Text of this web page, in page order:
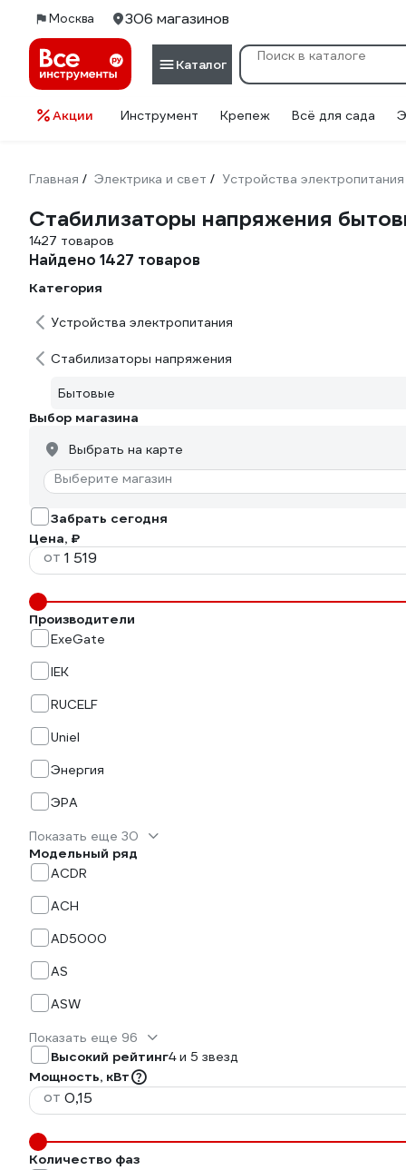
Москва 306 магазинов
Каталог
Акции Инструмент Крепеж Всё для сада
Главная / Электрика и свет / Устройства электропитания
Стабилизаторы напряжения
1427 товаров
Найдено 1427 товаров
Категория
Устройства электропитания
Стабилизаторы напряжения
Бытовые
Выбор магазина
Выбрать на карте
Выберите магазин
Забрать сегодня
Цена, ₽
от
Производители
ExeGate
IEK
RUCELF
Uniel
Энергия
ЭРА
Показать еще 30
Модельный ряд
ACDR
ACH
AD5000
AS
ASW
Показать еще 96
Высокий рейтинг4 и 5 звезд
Мощность, кВт
от
Количество фаз